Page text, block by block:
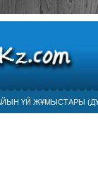
ҮЙ ЖҰМЫСТАРЫ